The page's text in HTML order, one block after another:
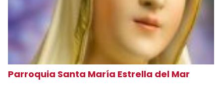
Parroquia Santa María Estrella del Mar